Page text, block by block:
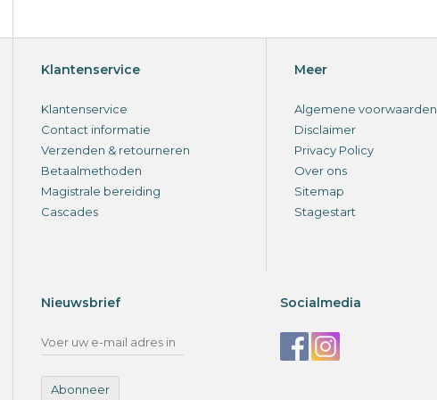
Klantenservice
Klantenservice
Contact informatie
Verzenden & retourneren
Betaalmethoden
Magistrale bereiding
Cascades
Meer
Algemene voorwaarden
Disclaimer
Privacy Policy
Over ons
Sitemap
Stagestart
Nieuwsbrief
Abonneer
Socialmedia